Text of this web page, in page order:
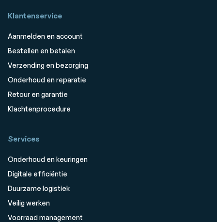
Klantenservice
Aanmelden en account
Bestellen en betalen
Verzending en bezorging
Onderhoud en reparatie
Retour en garantie
Klachtenprocedure
Services
Onderhoud en keuringen
Digitale efficiëntie
Duurzame logistiek
Veilig werken
Voorraad management